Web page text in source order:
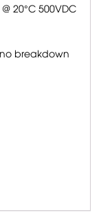
20°C 500VDC
breakdown